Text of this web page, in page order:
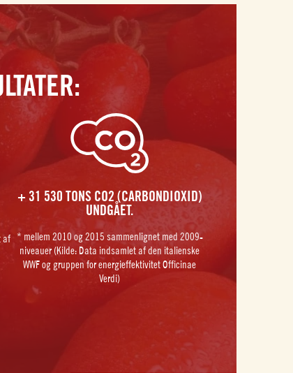
af
+ 31 530 TONS CO2 (CARBONDIOXID)
UNDGÅET.
* mellem 2010 og 2015 sammenlignet med 2009-
niveauer (Kilde: Data indsamlet af den italienske
WWF og gruppen for energieffektivitet Officinae
Verdi)